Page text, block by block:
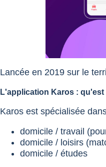
Lancée en 2019 sur le
L'application Karos : qu'est
Karos est spécialisée
domicile / travail
domicile / loisirs
domicile / études